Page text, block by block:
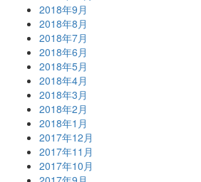
2018年9月
2018年8月
2018年7月
2018年6月
2018年5月
2018年4月
2018年3月
2018年2月
2018年1月
2017年12月
2017年11月
2017年10月